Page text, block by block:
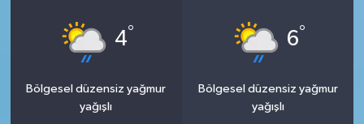
4°
Bölgesel düzensiz yağmur
yağışlı
6°
Bölgesel düzensiz yağmur
yağışlı